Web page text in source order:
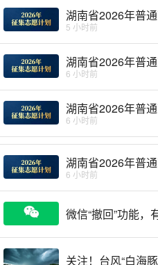
湖南省2026年普
5 小时前
湖南省2026年普
6 小时前
湖南省2026年普
6 小时前
湖南省2026年普
6 小时前
微信“撤回”功能，
关注！台风“白海